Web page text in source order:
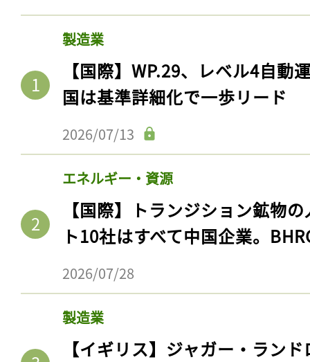
製造業
【国際】WP.29、レベル4自動
国は基準詳細化で一歩リード
2026/07/13
エネルギー・資源
【国際】トランジション鉱物
ト10社はすべて中国企業。
2026/07/28
製造業
【イギリス】ジャガー・ラン